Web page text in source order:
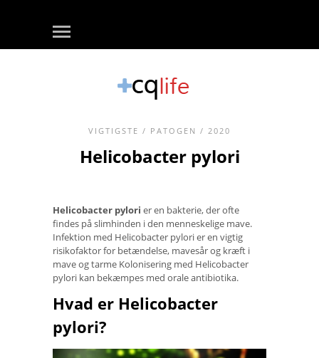
VIGTIGSTE / PATOGEN / 2020
Helicobacter pylori
Helicobacter pylori er en bakterie, der ofte
findes på slimhinden i den menneskelige mave.
Infektion med Helicobacter pylori er en vigtig
risikofaktor for betændelse, mavesår og kræft i
mave og tarme Kolonisering med Helicobacter
pylori kan bekæmpes med orale antibiotika.
Hvad er Helicobacter
pylori?